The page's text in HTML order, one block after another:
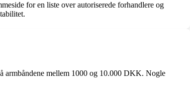
for en liste over autoriserede forhandlere og
armbåndene mellem 1000 og 10.000 DKK. Nogle